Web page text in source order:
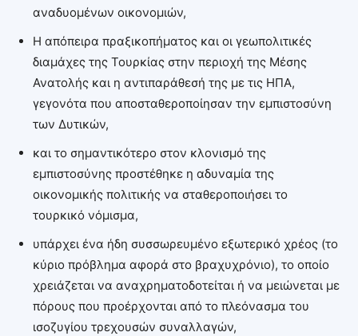
αναδυομένων οικονομιών,
Η απόπειρα πραξικοπήματος και οι γεωπολιτικές
διαμάχες της Τουρκίας στην περιοχή της Μέσης
Ανατολής και η αντιπαράθεσή της με τις ΗΠΑ,
γεγονότα που αποσταθεροποίησαν την εμπιστοσύνη
των Δυτικών,
και το σημαντικότερο στον κλονισμό της
εμπιστοσύνης προστέθηκε η αδυναμία της
οικονομικής πολιτικής να σταθεροποιήσει το
τουρκικό νόμισμα,
υπάρχει ένα ήδη συσσωρευμένο εξωτερικό χρέος (το
κύριο πρόβλημα αφορά στο βραχυχρόνιο), το οποίο
χρειάζεται να αναχρηματοδοτείται ή να μειώνεται με
πόρους που προέρχονται από το πλεόνασμα του
ισοζυγίου τρεχουσών συναλλαγών,